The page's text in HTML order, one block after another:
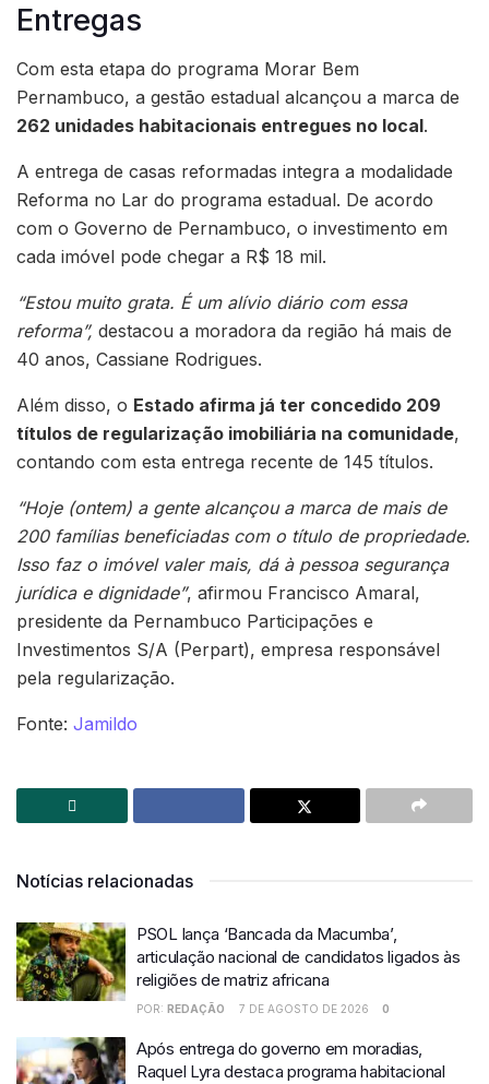
Entregas
Com esta etapa do programa Morar Bem
Pernambuco, a gestão estadual alcançou a marca de
262 unidades habitacionais entregues no local.
A entrega de casas reformadas integra a modalidade
Reforma no Lar do programa estadual. De acordo
com o Governo de Pernambuco, o investimento em
cada imóvel pode chegar a R$ 18 mil.
“Estou muito grata. É um alívio diário com essa
reforma”, destacou a moradora da região há mais de
40 anos, Cassiane Rodrigues.
Além disso, o Estado afirma já ter concedido 209
títulos de regularização imobiliária na comunidade,
contando com esta entrega recente de 145 títulos.
“Hoje (ontem) a gente alcançou a marca de mais de
200 famílias beneficiadas com o título de propriedade.
Isso faz o imóvel valer mais, dá à pessoa segurança
jurídica e dignidade”, afirmou Francisco Amaral,
presidente da Pernambuco Participações e
Investimentos S/A (Perpart), empresa responsável
pela regularização.
Fonte: Jamildo
Notícias relacionadas
PSOL lança ‘Bancada da Macumba’,
articulação nacional de candidatos ligados às
religiões de matriz africana
POR: REDAÇÃO 7 DE AGOSTO DE 2026 0
Após entrega do governo em moradias,
Raquel Lyra destaca programa habitacional